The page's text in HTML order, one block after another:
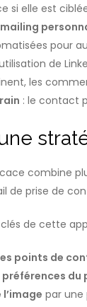
si elle est
pour
de
les
: le contact
combine
de prise de
de cette
points de
du
par une